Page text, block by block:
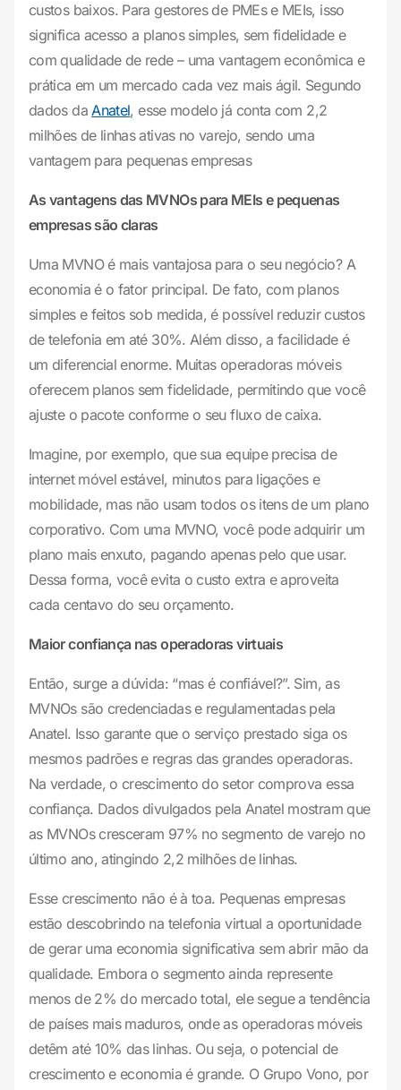
custos baixos. Para gestores de PMEs e MEIs, isso
significa acesso a planos simples, sem fidelidade e
com qualidade de rede – uma vantagem econômica e
prática em um mercado cada vez mais ágil. Segundo
dados daAnatel, esse modelo já conta com 2,2
milhões de linhas ativas no varejo, sendo uma
vantagem para pequenas empresas
As vantagens das MVNOs para MEIs e pequenas
empresas são claras
Uma MVNO é mais vantajosa para o seu negócio? A
economia é o fator principal. De fato, com planos
simples e feitos sob medida, é possível reduzir custos
de telefonia em até 30%. Além disso, a facilidade é
um diferencial enorme. Muitas operadoras móveis
oferecem planos sem fidelidade, permitindo que você
ajuste o pacote conforme o seu fluxo de caixa.
Imagine, por exemplo, que sua equipe precisa de
internet móvel estável, minutos para ligações e
mobilidade, mas não usam todos os itens de um plano
corporativo. Com uma MVNO, você pode adquirir um
plano mais enxuto, pagando apenas pelo que usar.
Dessa forma, você evita o custo extra e aproveita
cada centavo do seu orçamento.
Maior confiança nas operadoras virtuais
Então, surge a dúvida: “mas é confiável?”. Sim, as
MVNOs são credenciadas e regulamentadas pela
Anatel. Isso garante que o serviço prestado siga os
mesmos padrões e regras das grandes operadoras.
Na verdade, o crescimento do setor comprova essa
confiança. Dados divulgados pela Anatel mostram que
as MVNOs cresceram 97% no segmento de varejo no
último ano, atingindo 2,2 milhões de linhas.
Esse crescimento não é à toa. Pequenas empresas
estão descobrindo na telefonia virtual a oportunidade
de gerar uma economia significativa sem abrir mão da
qualidade. Embora o segmento ainda represente
menos de 2% do mercado total, ele segue a tendência
de países mais maduros, onde as operadoras móveis
detêm até 10% das linhas. Ou seja, o potencial de
crescimento e economia é grande. O Grupo Vono, por